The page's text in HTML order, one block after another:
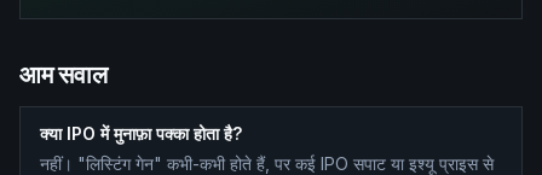
आम सवाल
क्या IPO में मुनाफ़ा पक्का होता है?
नहीं। "लिस्टिंग गेन" कभी-कभी होते हैं, पर कई IPO सपाट या इश्यू प्राइस से